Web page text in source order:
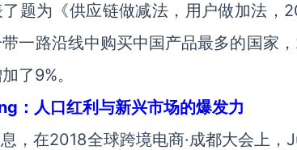
题为《供应链做减法，用户做加法，
一路沿线中购买中国产品最多的国家
了9%。
：人口红利与新兴市场的爆发力
，在2018全球跨境电商·成都大会上